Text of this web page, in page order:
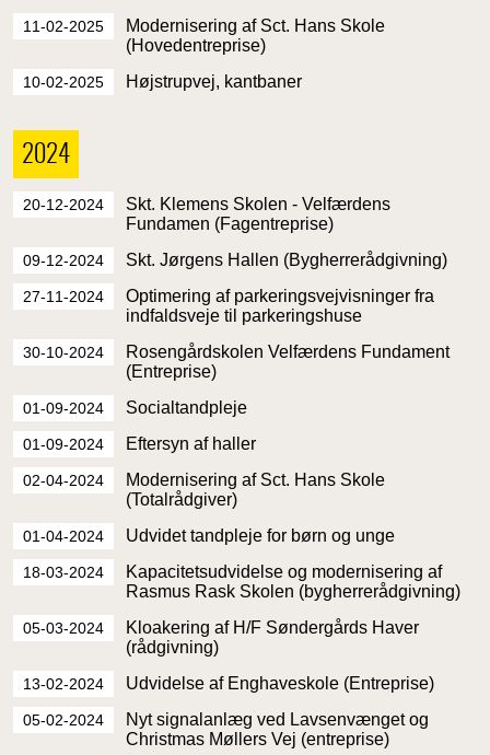
11-02-2025
Modernisering af Sct. Hans Skole
(Hovedentreprise)
10-02-2025 Højstrupvej, kantbaner
2024
20-12-2024
Skt. Klemens Skolen - Velfærdens
Fundamen (Fagentreprise)
09-12-2024 Skt. Jørgens Hallen (Bygherrerådgivning)
27-11-2024
Optimering af parkeringsvejvisninger fra
indfaldsveje til parkeringshuse
30-10-2024
Rosengårdskolen Velfærdens Fundament
(Entreprise)
01-09-2024 Socialtandpleje
01-09-2024 Eftersyn af haller
02-04-2024
Modernisering af Sct. Hans Skole
(Totalrådgiver)
01-04-2024 Udvidet tandpleje for børn og unge
18-03-2024
Kapacitetsudvidelse og modernisering af
Rasmus Rask Skolen (bygherrerådgivning)
05-03-2024
Kloakering af H/F Søndergårds Haver
(rådgivning)
13-02-2024 Udvidelse af Enghaveskole (Entreprise)
05-02-2024
Nyt signalanlæg ved Lavsenvænget og
Christmas Møllers Vej (entreprise)